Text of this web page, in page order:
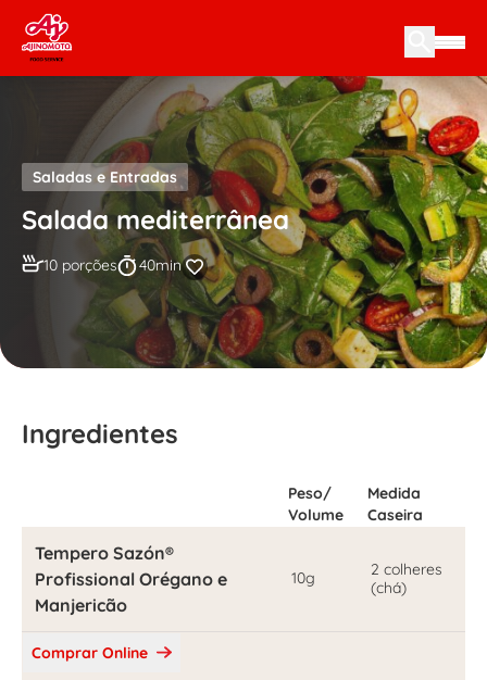
Skip to content
Saladas e Entradas
Salada mediterrânea
10 porções 40min
Ingredientes
Peso/
Volume
Medida
Caseira
Tempero Sazón®
Profissional Orégano e
Manjericão
10g
2 colheres
(chá)
Comprar Online